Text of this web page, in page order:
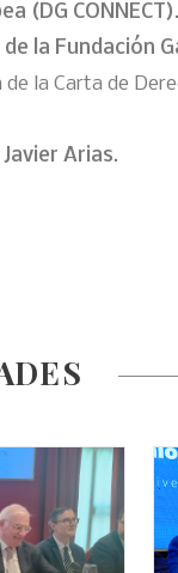
(DG CONNECT)
la Fundación
la Carta de
Arias.